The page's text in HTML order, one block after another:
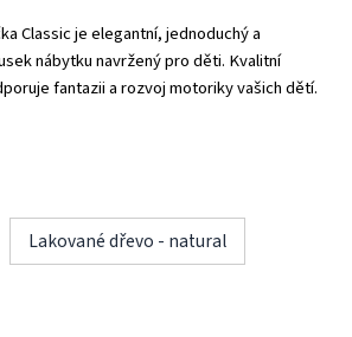
Classic je elegantní, jednoduchý a
nábytku navržený pro děti. Kvalitní
fantazii a rozvoj motoriky vašich dětí.
Lakované dřevo - natural